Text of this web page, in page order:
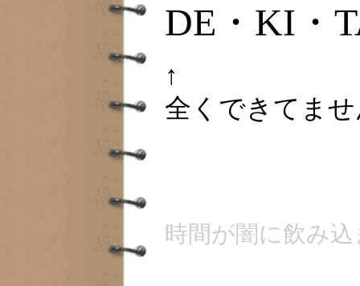
DE・KI・
↑
全くできてま
時間が闇に飲み